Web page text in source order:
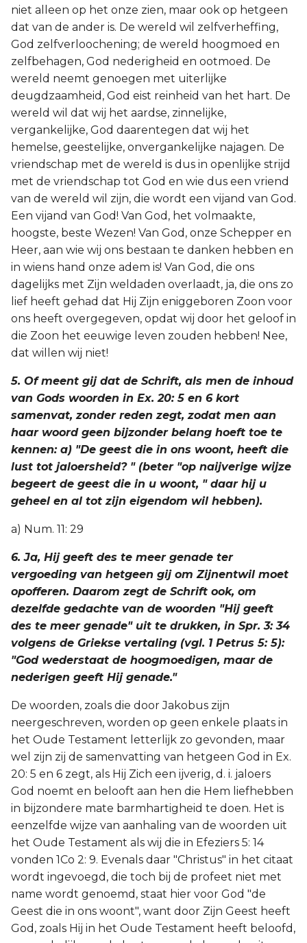
niet alleen op het onze zien, maar ook op hetgeen
dat van de ander is. De wereld wil zelfverheffing,
God zelfverloochening; de wereld hoogmoed en
zelfbehagen, God nederigheid en ootmoed. De
wereld neemt genoegen met uiterlijke
deugdzaamheid, God eist reinheid van het hart. De
wereld wil dat wij het aardse, zinnelijke,
vergankelijke, God daarentegen dat wij het
hemelse, geestelijke, onvergankelijke najagen. De
vriendschap met de wereld is dus in openlijke strijd
met de vriendschap tot God en wie dus een vriend
van de wereld wil zijn, die wordt een vijand van God.
Een vijand van God! Van God, het volmaakte,
hoogste, beste Wezen! Van God, onze Schepper en
Heer, aan wie wij ons bestaan te danken hebben en
in wiens hand onze adem is! Van God, die ons
dagelijks met Zijn weldaden overlaadt, ja, die ons zo
lief heeft gehad dat Hij Zijn eniggeboren Zoon voor
ons heeft overgegeven, opdat wij door het geloof in
die Zoon het eeuwige leven zouden hebben! Nee,
dat willen wij niet!
5. Of meent gij dat de Schrift, als men de inhoud
van Gods woorden in Ex. 20: 5 en 6 kort
samenvat, zonder reden zegt, zodat men aan
haar woord geen bijzonder belang hoeft toe te
kennen: a) "De geest die in ons woont, heeft die
lust tot jaloersheid? " (beter "op naijverige wijze
begeert de geest die in u woont, " daar hij u
geheel en al tot zijn eigendom wil hebben).
a) Num. 11: 29
6. Ja, Hij geeft des te meer genade ter
vergoeding van hetgeen gij om Zijnentwil moet
opofferen. Daarom zegt de Schrift ook, om
dezelfde gedachte van de woorden "Hij geeft
des te meer genade" uit te drukken, in Spr. 3: 34
volgens de Griekse vertaling (vgl. 1 Petrus 5: 5):
"God wederstaat de hoogmoedigen, maar de
nederigen geeft Hij genade."
De woorden, zoals die door Jakobus zijn
neergeschreven, worden op geen enkele plaats in
het Oude Testament letterlijk zo gevonden, maar
wel zijn zij de samenvatting van hetgeen God in Ex.
20: 5 en 6 zegt, als Hij Zich een ijverig, d. i. jaloers
God noemt en belooft aan hen die Hem liefhebben
in bijzondere mate barmhartigheid te doen. Het is
eenzelfde wijze van aanhaling van de woorden uit
het Oude Testament als wij die in Efeziers 5: 14
vonden 1Co 2: 9. Evenals daar "Christus" in het citaat
wordt ingevoegd, die toch bij de profeet niet met
name wordt genoemd, staat hier voor God "de
Geest die in ons woont", want door Zijn Geest heeft
God, zoals Hij in het Oude Testament heeft beloofd,